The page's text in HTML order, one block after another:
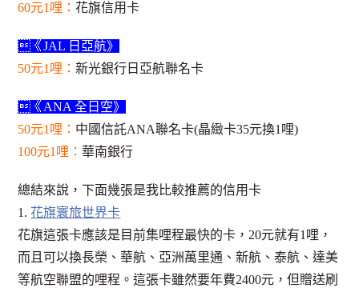
60元1哩：花旗信用卡
《JAL 日亞航》
50元1哩：新光銀行日亞航聯名卡
《ANA 全日空》
50元1哩： 中國信託ANA聯名卡(晶緻卡35元換1哩)
100元1哩：華南銀行
總結來說，下面幾張是我比較推薦的信用卡
1.花旗寰旅世界卡
花旗這張卡應該是目前集哩程最快的卡，20元就有1哩，
而且可以換長榮、華航、亞洲萬里通、新航、泰航、達美
等航空聯盟的哩程。這張卡雖然要年費2400元，但贈送刷